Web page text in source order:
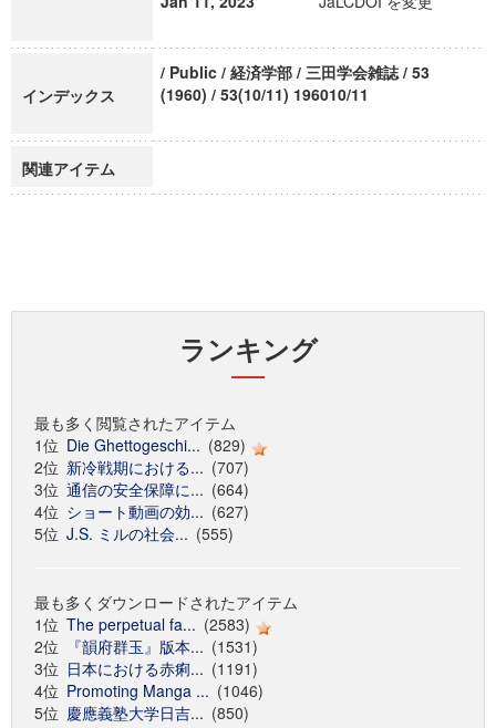
インデックス
/ Public / 経済学部 / 三田学会雑誌 / 53
(1960) / 53(10/11) 196010/11
関連アイテム
ランキング
最も多く閲覧されたアイテム
1位 Die Ghettogeschi... (829)
2位 新冷戦期における... (707)
3位 通信の安全保障に... (664)
4位 ショート動画の効... (627)
5位 J.S. ミルの社会... (555)
最も多くダウンロードされたアイテム
1位 The perpetual fa... (2583)
2位
『韻府群玉』版本... (1531)
3位 日本における赤痢... (1191)
4位 Promoting Manga ... (1046)
5位 慶應義塾大学日吉... (850)